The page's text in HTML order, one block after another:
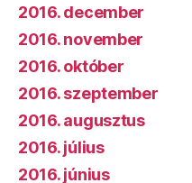
2016. december
2016. november
2016. október
2016. szeptember
2016. augusztus
2016. július
2016. június